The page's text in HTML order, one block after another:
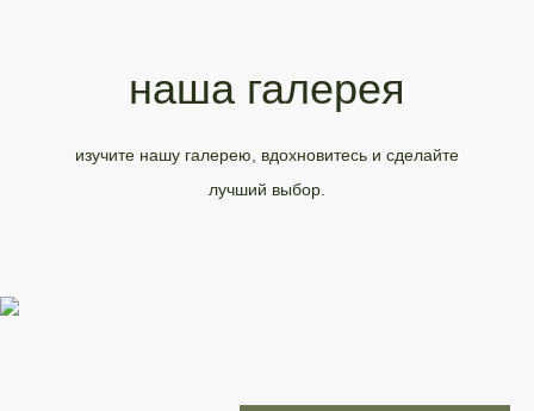
наша галерея
изучите нашу галерею, вдохновитесь и сделайте
лучший выбор.